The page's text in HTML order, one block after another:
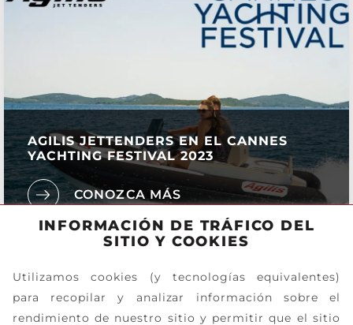
AGILIS JETTENDERS EN EL CANNES
YACHTING FESTIVAL 2023
CONOZCA MÁS
INFORMACIÓN DE TRÁFICO DEL
SITIO Y COOKIES
Utilizamos cookies (y tecnologías equivalentes)
para recopilar y analizar información sobre el
rendimiento de nuestro sitio y permitir que el sitio